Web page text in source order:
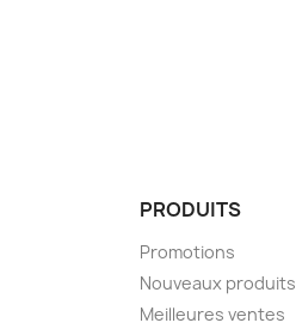
PRODUITS
Promotions
Nouveaux produits
Meilleures ventes